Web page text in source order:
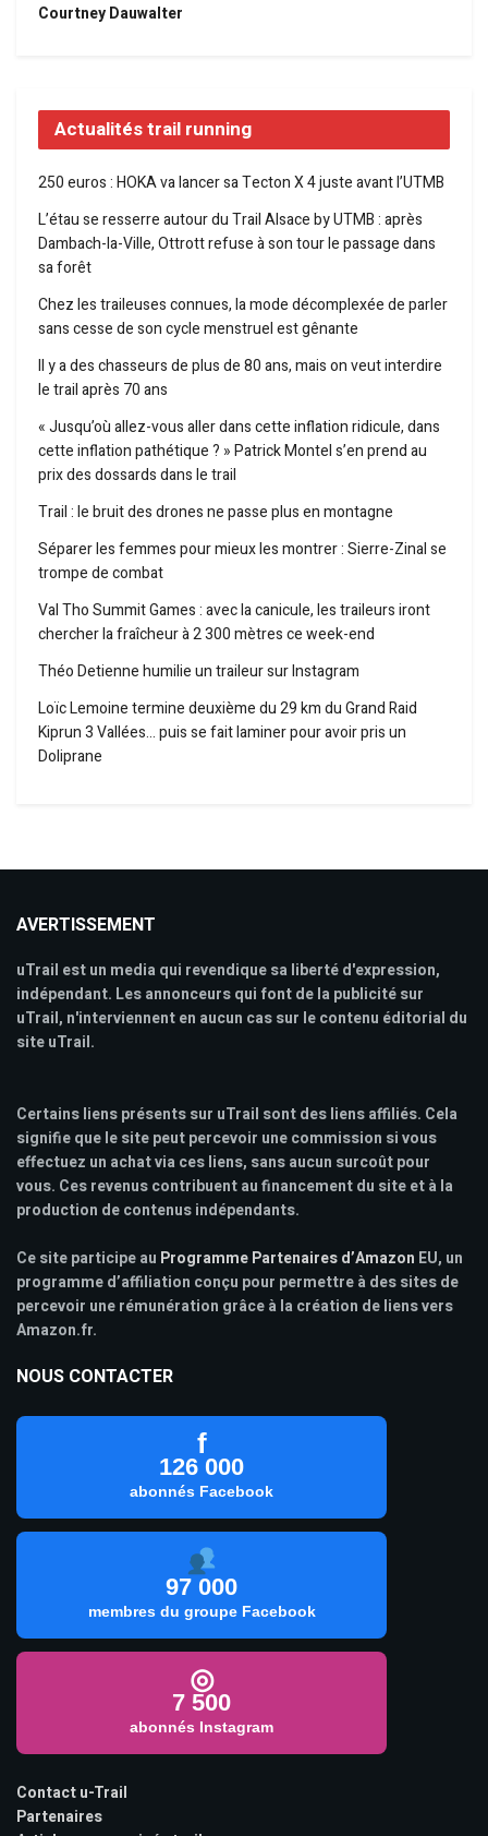
Courtney Dauwalter
Actualités trail running
250 euros : HOKA va lancer sa Tecton X 4 juste avant l’UTMB
L’étau se resserre autour du Trail Alsace by UTMB : après
Dambach-la-Ville, Ottrott refuse à son tour le passage dans
sa forêt
Chez les traileuses connues, la mode décomplexée de parler
sans cesse de son cycle menstruel est gênante
Il y a des chasseurs de plus de 80 ans, mais on veut interdire
le trail après 70 ans
« Jusqu’où allez-vous aller dans cette inflation ridicule, dans
cette inflation pathétique ? » Patrick Montel s’en prend au
prix des dossards dans le trail
Trail : le bruit des drones ne passe plus en montagne
Séparer les femmes pour mieux les montrer : Sierre-Zinal se
trompe de combat
Val Tho Summit Games : avec la canicule, les traileurs iront
chercher la fraîcheur à 2 300 mètres ce week-end
Théo Detienne humilie un traileur sur Instagram
Loïc Lemoine termine deuxième du 29 km du Grand Raid
Kiprun 3 Vallées… puis se fait laminer pour avoir pris un
Doliprane
AVERTISSEMENT
uTrail est un media qui revendique sa liberté d'expression,
indépendant. Les annonceurs qui font de la publicité sur
uTrail, n'interviennent en aucun cas sur le contenu éditorial du
site uTrail.
Certains liens présents sur uTrail sont des liens affiliés. Cela
signifie que le site peut percevoir une commission si vous
effectuez un achat via ces liens, sans aucun surcoût pour
vous. Ces revenus contribuent au financement du site et à la
production de contenus indépendants.
Ce site participe au Programme Partenaires d’Amazon EU, un
programme d’affiliation conçu pour permettre à des sites de
percevoir une rémunération grâce à la création de liens vers
Amazon.fr.
NOUS CONTACTER
f
126 000
abonnés Facebook
97 000
membres du groupe Facebook
◎
7 500
abonnés Instagram
Contact u-Trail
Partenaires